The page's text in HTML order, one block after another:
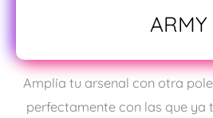
ARMY
Amplía tu arsenal con otra
perfectamente con las que ya